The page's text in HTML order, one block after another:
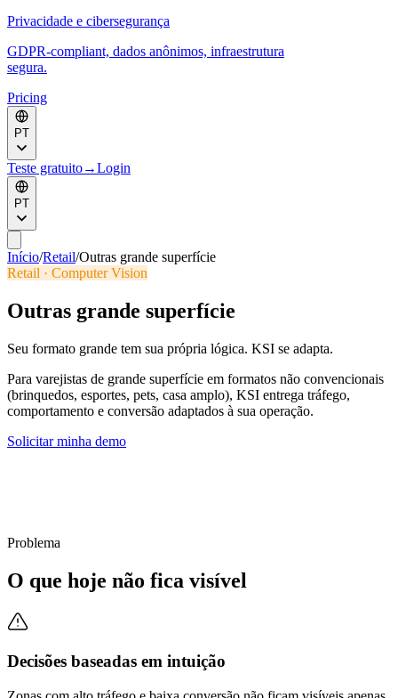
Privacidade e cibersegurança
GDPR-compliant, dados anônimos, infraestrutura
segura.
Pricing
PT
Teste gratuito→Login
PT
Início/Retail/Outras grande superfície
Retail · Computer Vision
Outras grande superfície
Seu formato grande tem sua própria lógica. KSI se adapta.
Para varejistas de grande superfície em formatos não convencionais
(brinquedos, esportes, pets, casa amplo), KSI entrega tráfego,
comportamento e conversão adaptados à sua operação.
Solicitar minha demo
Problema
O que hoje não fica visível
Decisões baseadas em intuição